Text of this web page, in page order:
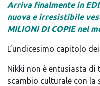
Arriva finalmente in
nuova e irresistibile
MILIONI DI COPIE nel
L’undicesimo capitolo
Nikki non è entusiasta
scambio culturale con la